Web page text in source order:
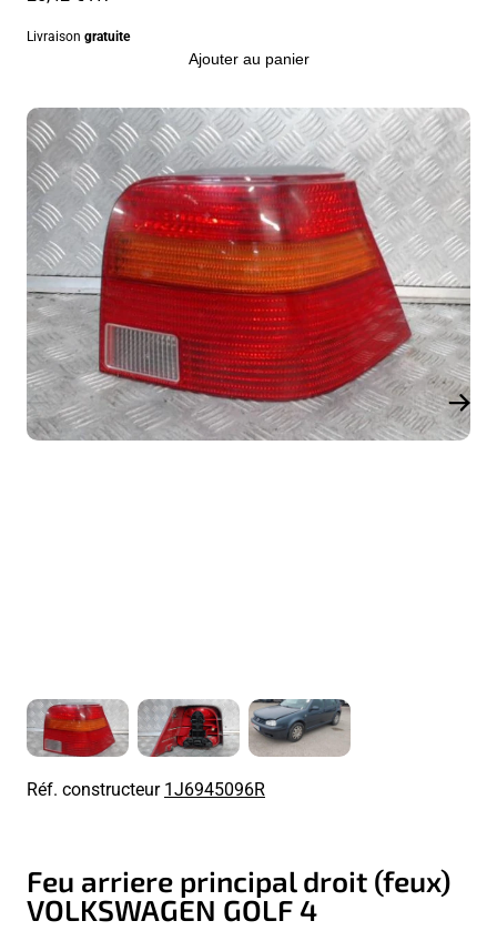
Livraison gratuite
Ajouter au panier
Réf. constructeur1J6945096R
Feu arriere principal droit (feux)
VOLKSWAGEN GOLF 4